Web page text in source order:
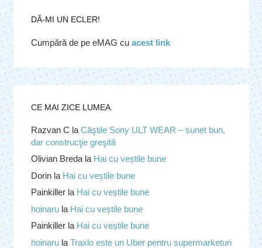
DĂ-MI UN ECLER!
Cumpără de pe eMAG cu acest link
CE MAI ZICE LUMEA.
Razvan C la Căştile Sony ULT WEAR – sunet bun,
dar construcţie greşită
Olivian Bredala Hai cu veștile bune
Dorinla Hai cu veștile bune
Painkillerla Hai cu veștile bune
hoinarula Hai cu veștile bune
Painkillerla Hai cu veștile bune
hoinarula Traxlo este un Uber pentru supermarketuri